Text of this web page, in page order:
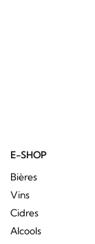
E-SHOP
Bières
Vins
Cidres
Alcools